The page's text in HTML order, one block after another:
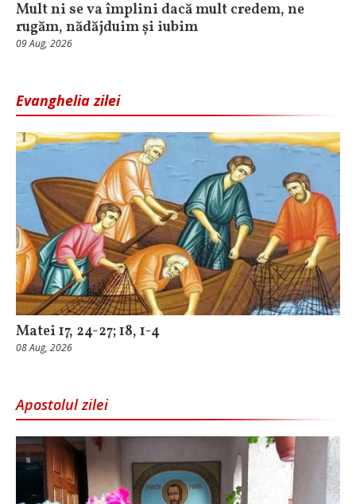
Mult ni se va împlini dacă mult credem, ne
rugăm, nădăjduim și iubim
09 Aug, 2026
Evanghelia zilei
Matei 17, 24-27; 18, 1-4
08 Aug, 2026
Apostolul zilei